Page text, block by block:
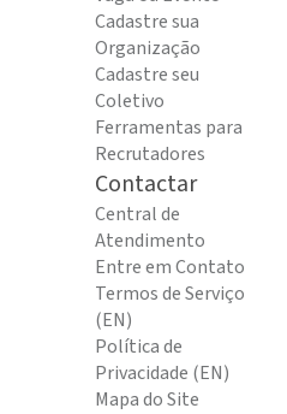
Cadastre sua
Organização
Cadastre seu
Coletivo
Ferramentas para
Recrutadores
Contactar
Central de
Atendimento
Entre em Contato
Termos de Serviço
(EN)
Política de
Privacidade (EN)
Mapa do Site